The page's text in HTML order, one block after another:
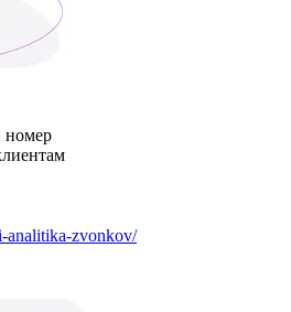
номер
analitika-zvonkov/